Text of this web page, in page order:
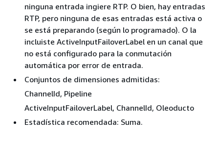
ninguna entrada ingiere RTP. O bien, hay entradas
RTP, pero ninguna de esas entradas está activa o
se está preparando (según lo programado). O la
incluiste ActiveInputFailoverLabel en un canal que
no está configurado para la conmutación
automática por error de entrada.
Conjuntos de dimensiones admitidas:
ChannelId, Pipeline
ActiveInputFailoverLabel, ChannelId, Oleoducto
Estadística recomendada: Suma.